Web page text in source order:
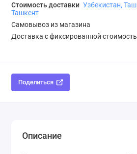
Стоимость доставки Узбекистан,
Ташкент
Самовывоз из магазина
Доставка с фиксированной
Поделиться
Описание